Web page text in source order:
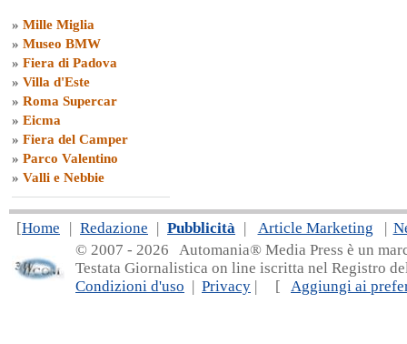
» Mille Miglia
» Museo BMW
» Fiera di Padova
» Villa d'Este
» Roma Supercar
» Eicma
» Fiera del Camper
» Parco Valentino
» Valli e Nebbie
[Home | Redazione | Pubblicità | Article Marketing |
© 2007 - 2026 Automania® Media Press è un
Testata Giornalistica on line iscritta nel Registro
Condizioni d'uso | Privacy | [ Aggiungi ai